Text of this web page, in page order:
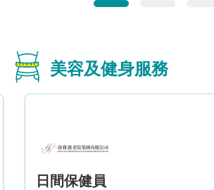
美容及健身服務
日間保健員